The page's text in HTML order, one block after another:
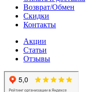
Возврат/Обмен
Скидки
Контакты
Акции
Статьи
Отзывы